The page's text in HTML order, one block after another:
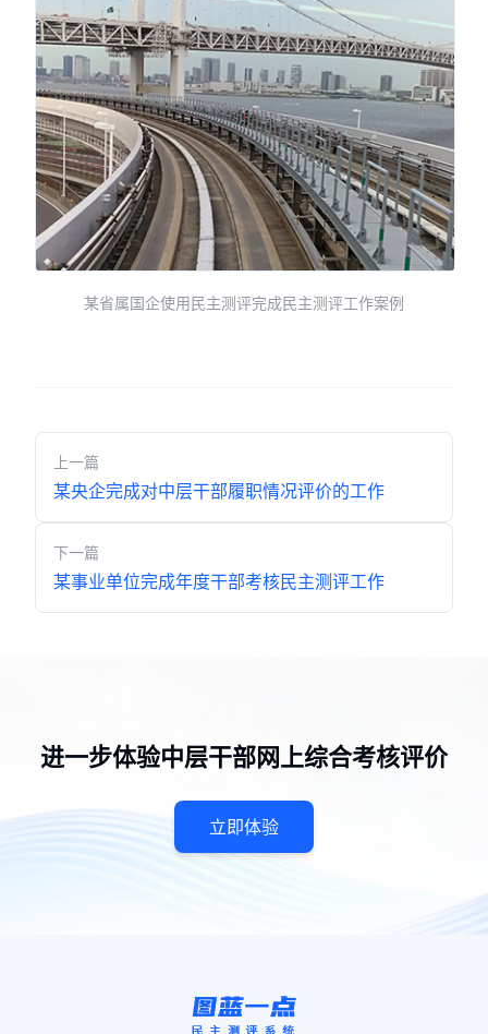
某省属国企使用民主测评完成民主测评工作案例
上一篇
某央企完成对中层干部履职情况评价的工作
下一篇
某事业单位完成年度干部考核民主测评工作
进一步体验中层干部网上综合考核评价
立即体验